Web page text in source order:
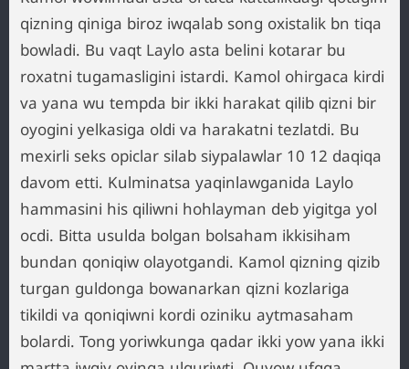
qizning qiniga biroz iwqalab song oxistalik bn tiqa
bowladi. Bu vaqt Laylo asta belini kotarar bu
roxatni tugamasligini istardi. Kamol ohirgaca kirdi
va yana wu tempda bir ikki harakat qilib qizni bir
oyogini yelkasiga oldi va harakatni tezlatdi. Bu
mexirli seks opiclar silab siypalawlar 10 12 daqiqa
davom etti. Kulminatsa yaqinlawganida Laylo
hammasini his qiliwni hohlayman deb yigitga yol
ocdi. Bitta usulda bolgan bolsaham ikkisiham
bundan qoniqiw olayotgandi. Kamol qizning qizib
turgan guldonga bowanarkan qizni kozlariga
tikildi va qoniqiwni kordi oziniku aytmasaham
bolardi. Tong yoriwkunga qadar ikki yow yana ikki